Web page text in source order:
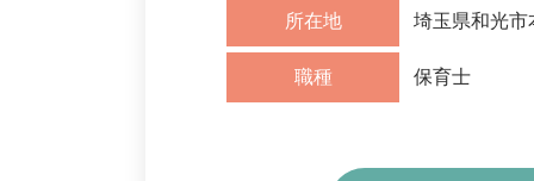
所在地 埼玉県和光市
職種 保育士